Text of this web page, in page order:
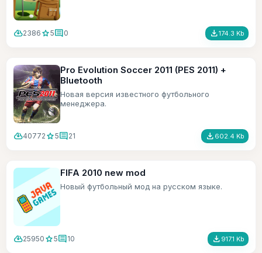
cloud_download2386 star5comment0 file_download174.3 Kb
Pro Evolution Soccer 2011 (PES 2011) +
Bluetooth
Новая версия известного футбольного
менеджера.
cloud_download40772 star5comment21 file_download 602.4 Kb
FIFA 2010 new mod
Новый футбольный мод на русском языке.
cloud_download25950 star5comment10 file_download 917.1 Kb